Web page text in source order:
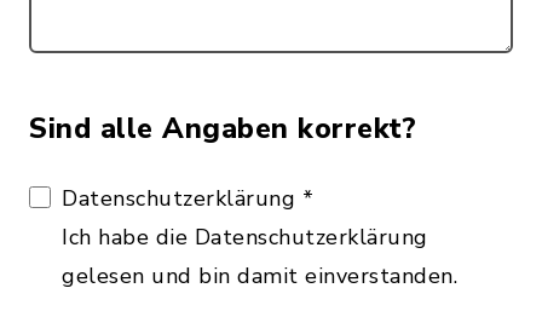
Sind alle Angaben korrekt?
Datenschutzerklärung *
Ich habe die Datenschutzerklärung
gelesen und bin damit einverstanden.